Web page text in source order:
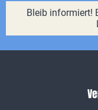
Bleib informiert!